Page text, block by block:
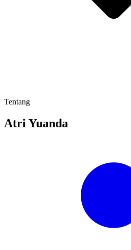
Tentang
Atri Yuanda